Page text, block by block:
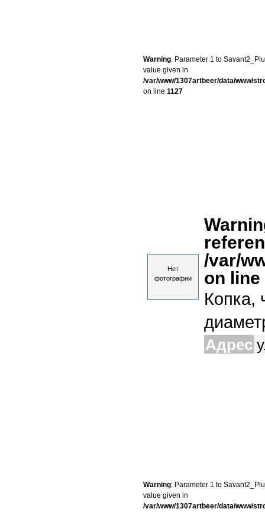
Warning: Parameter 1 to
value given in
/var/www/1307artbeer/data/www/
on line 1127
Нет
фотографии
/var/
on line
Копка,
Адрес
Warning: Parameter 1 to
value given in
/var/www/1307artbeer/data/www/